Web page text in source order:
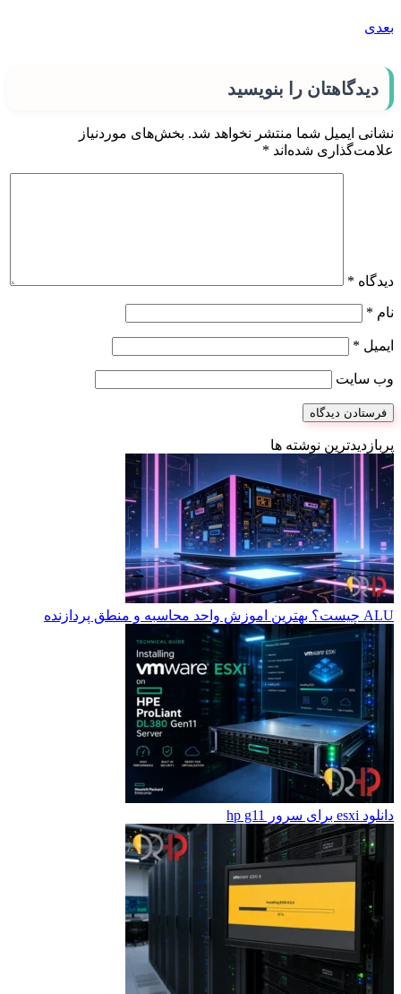
بعدی
دیدگاهتان را بنویسید
نشانی ایمیل شما منتشر نخواهد شد. بخش‌های موردنیاز
علامت‌گذاری شده‌اند *
دیدگاه *
نام *
ایمیل *
وب‌ سایت
پربازدیدترین نوشته ها
ALU چیست؟ بهترین اموزش واحد محاسبه و منطق پردازنده
دانلود esxi برای سرور hp g11